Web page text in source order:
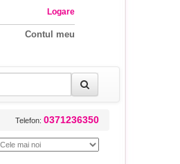
Logare
Contul meu
Telefon: 0371236350